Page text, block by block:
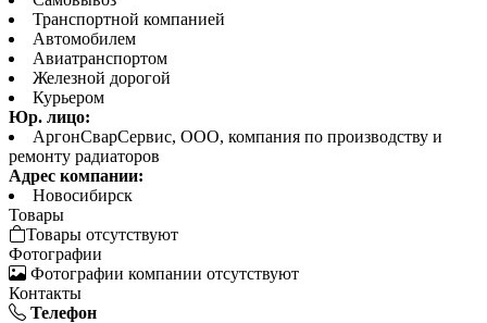
Транспортной компанией
Автомобилем
Авиатранспортом
Железной дорогой
Курьером
Юр. лицо:
АргонСварСервис, ООО, компания по производству и
ремонту радиаторов
Адрес компании:
Новосибирск
Товары
Товары отсутствуют
Фотографии
Фотографии компании отсутствуют
Контакты
Телефон